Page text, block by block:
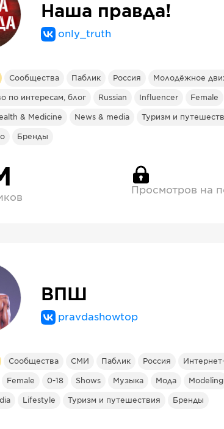
Наша правда!
only_truth
Сообщества Паблик Россия Молодёжное
по интересам, блог Russian Influencer Female
& Medicine News & media Туризм и
Бренды
Просмотров на
ВПШ
pravdashowtop
Сообщества СМИ Паблик Россия
Female 0-18 Shows Музыка Мода Modeling
Lifestyle Туризм и путешествия Бренды